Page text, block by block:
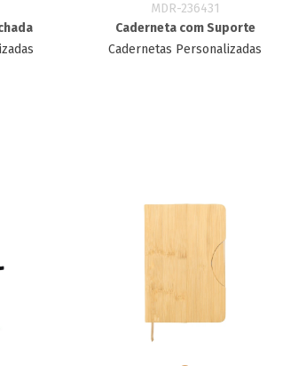
MDR-236431
Caderneta com Suporte
Cadernetas Personalizadas